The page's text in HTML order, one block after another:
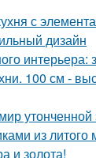
с
дизайн
интерьера:
100 см -
утонченной
из литого
и золота!